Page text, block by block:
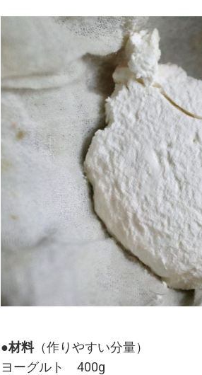
●材料（作りやすい分量）
ヨーグルト 400g